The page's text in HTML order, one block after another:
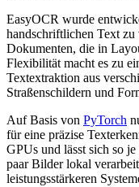
EasyOCR wurde
handschriftlichen Text
Dokumenten, die in
Flexibilität macht es zu
Textextraktion aus
Straßenschildern und
Auf Basis von PyTorch
für eine präzise
GPUs und lässt sich so
paar Bilder lokal
leistungsstärkeren